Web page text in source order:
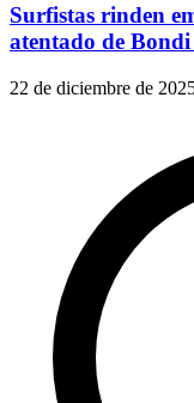
Surfistas rinden
atentado de
22 de diciembre de